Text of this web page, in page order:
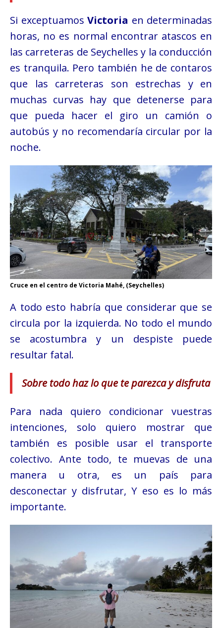
Si exceptuamos Victoria en determinadas
horas, no es normal encontrar atascos en
las carreteras de Seychelles y la conducción
es tranquila. Pero también he de contaros
que las carreteras son estrechas y en
muchas curvas hay que detenerse para
que pueda hacer el giro un camión o
autobús y no recomendaría circular por la
noche.
Cruce en el centro de Victoria Mahé, (Seychelles)
A todo esto habría que considerar que se
circula por la izquierda. No todo el mundo
se acostumbra y un despiste puede
resultar fatal.
Sobre todo haz lo que te parezca y disfruta
Para nada quiero condicionar vuestras
intenciones, solo quiero mostrar que
también es posible usar el transporte
colectivo. Ante todo, te muevas de una
manera u otra, es un país para
desconectar y disfrutar, Y eso es lo más
importante.